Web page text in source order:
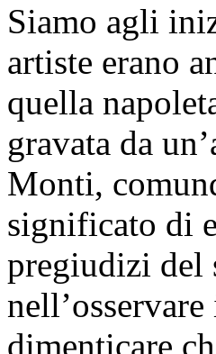
Siamo agli
artiste erano
quella
gravata da
Monti,
significato di
pregiudizi del
dimenticare